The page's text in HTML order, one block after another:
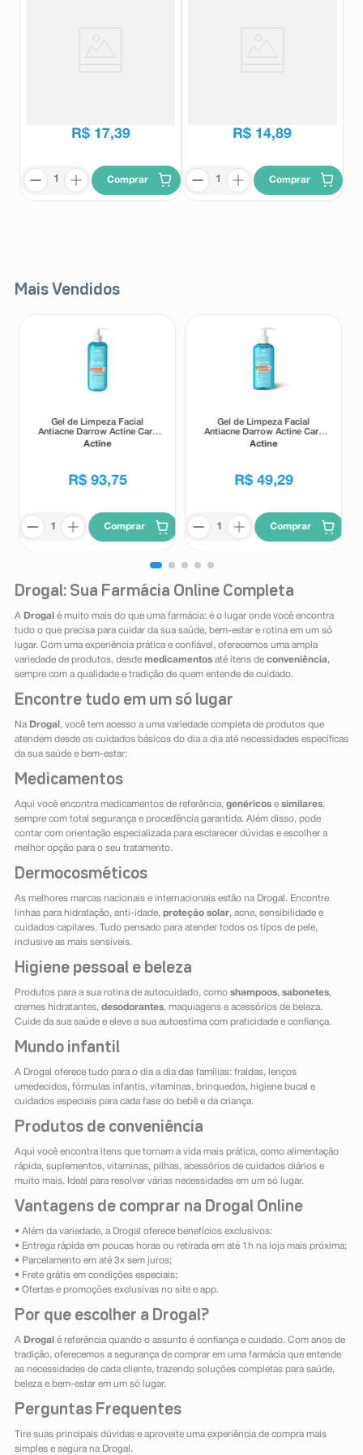
Artane 5mg 30 Comprimidos
R$ 17,39
Comprar
Artane 2mg 30 Comprimidos
R$ 14,89
Comprar
Mais Vendidos
Gel de Limpeza Facial
Antiacne Darrow Actine Care
Alta Tolerância 400g
Actine
R$ 93,75
Comprar
Gel de Limpeza Facial
Antiacne Darrow Actine Care
Alta Tolerância 140g
Actine
R$ 49,29
Comprar
Drogal: Sua Farmácia Online Completa
A Drogal é muito mais do que uma farmácia: é o lugar onde você encontra
tudo o que precisa para cuidar da sua saúde, bem-estar e rotina em um só
lugar. Com uma experiência prática e confiável, oferecemos uma ampla
variedade de produtos, desde medicamentosaté itens de conveniência,
sempre com a qualidade e tradição de quem entende de cuidado.
Encontre tudo em um só lugar
Na Drogal , você tem acesso a uma variedade completa de produtos que
atendem desde os cuidados básicos do dia a dia até necessidades específicas
da sua saúde e bem-estar:
Medicamentos
Aqui você encontra medicamentos de referência, genéricose similares,
sempre com total segurança e procedência garantida. Além disso, pode
contar com orientação especializada para esclarecer dúvidas e escolher a
melhor opção para o seu tratamento.
Dermocosméticos
As melhores marcas nacionais e internacionais estão na Drogal. Encontre
linhas para hidratação, anti-idade, proteção solar, acne, sensibilidade e
cuidados capilares. Tudo pensado para atender todos os tipos de pele,
inclusive as mais sensíveis.
Higiene pessoal e beleza
Produtos para a sua rotina de autocuidado, como shampoos, sabonetes,
cremes hidratantes, desodorantes, maquiagens e acessórios de beleza.
Cuide da sua saúde e eleve a sua autoestima com praticidade e confiança.
Mundo infantil
A Drogal oferece tudo para o dia a dia das famílias: fraldas, lenços
umedecidos, fórmulas infantis, vitaminas, brinquedos, higiene bucal e
cuidados especiais para cada fase do bebê e da criança.
Produtos de conveniência
Aqui você encontra itens que tornam a vida mais prática, como alimentação
rápida, suplementos, vitaminas, pilhas, acessórios de cuidados diários e
muito mais. Ideal para resolver várias necessidades em um só lugar.
Vantagens de comprar na Drogal Online
• Além da variedade, a Drogal oferece benefícios exclusivos:
• Entrega rápida em poucas horas ou retirada em até 1h na loja mais próxima;
• Parcelamento em até 3x sem juros;
• Frete grátis em condições especiais;
• Ofertas e promoções exclusivas no site e app.
Por que escolher a Drogal?
A Drogal é referência quando o assunto é confiança e cuidado. Com anos de
tradição, oferecemos a segurança de comprar em uma farmácia que entende
as necessidades de cada cliente, trazendo soluções completas para saúde,
beleza e bem-estar em um só lugar.
Perguntas Frequentes
Tire suas principais dúvidas e aproveite uma experiência de compra mais
simples e segura na Drogal.